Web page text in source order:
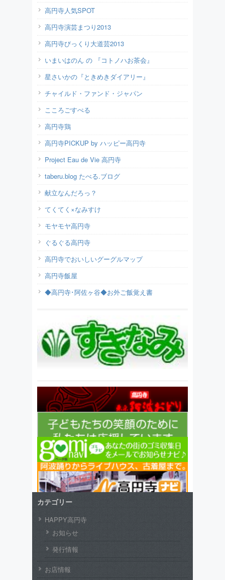
高円寺人気SPOT
高円寺演芸まつり2013
高円寺びっくり大道芸2013
いまいはのん の 『コトノハお茶会』
星さいかの『ときめきダイアリー』
チャイルド・ファンド・ジャパン
こころごすぺる
高円寺鶏
高円寺PICKUP by ハッピー高円寺
Project Eau de Vie 高円寺
taberu.blog たべる.ブログ
献立なんだろっ？
てくてく×なみすけ
モヤモヤ高円寺
ぐるぐる高円寺
高円寺でおいしいグーグルマップ
高円寺飯屋
◆高円寺･阿佐ヶ谷◆お外ご飯覚え書
カテゴリー
HAPPY高円寺
お知らせ
発行情報
お店情報